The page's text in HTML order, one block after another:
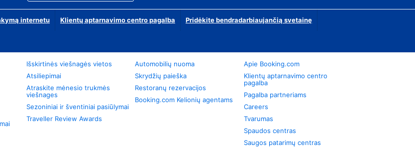
internetu Klientų aptarnavimo centro pagalba Pridėkite bendradarbiaujančią svetainę
Išskirtinės viešnagės vietos
Atsiliepimai
Atraskite mėnesio trukmės
viešnages
Sezoniniai ir šventiniai pasiūlymai
Traveller Review Awards
Automobilių nuoma
Skrydžių paieška
Restoranų rezervacijos
Booking.com Kelionių agentams
Apie Booking.com
Klientų aptarnavimo centro
pagalba
Pagalba partneriams
Careers
Tvarumas
Spaudos centras
Saugos patarimų centras